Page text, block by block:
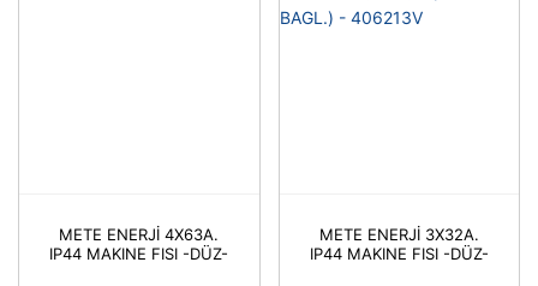
METE ENERJİ 4X63A.
IP44 MAKINE FISI -DÜZ-
METE ENERJİ 3X32A.
IP44 MAKINE FISI -DÜZ-